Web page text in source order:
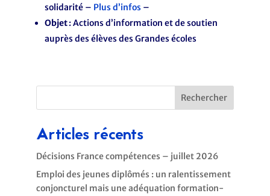
solidarité– Plus d’infos–
Objet: Actions d’information et de soutien
auprès des élèves des Grandes écoles
Rechercher
Articles récents
Décisions France compétences – juillet 2026
Emploi des jeunes diplômés : un ralentissement
conjoncturel mais une adéquation formation-